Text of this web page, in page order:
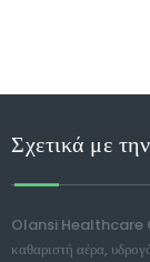
Σχετικά με
Olansi Healthcare
καθαριστή αέρα,